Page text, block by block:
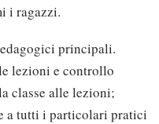
i ragazzi.
principali.
lezioni e controllo
classe alle lezioni;
a tutti i particolari pratici